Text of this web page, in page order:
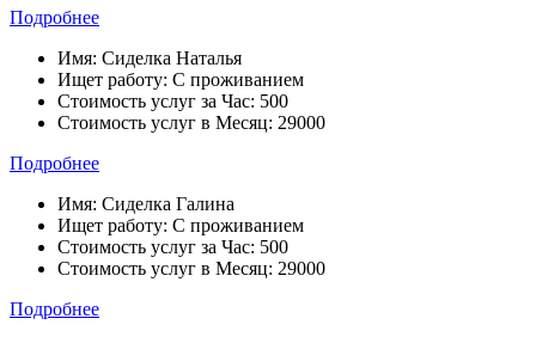
Подробнее
Имя: Сиделка Наталья
Ищет работу: С проживанием
Стоимость услуг за Час: 500
Стоимость услуг в Месяц: 29000
Подробнее
Имя: Сиделка Галина
Ищет работу: С проживанием
Стоимость услуг за Час: 500
Стоимость услуг в Месяц: 29000
Подробнее